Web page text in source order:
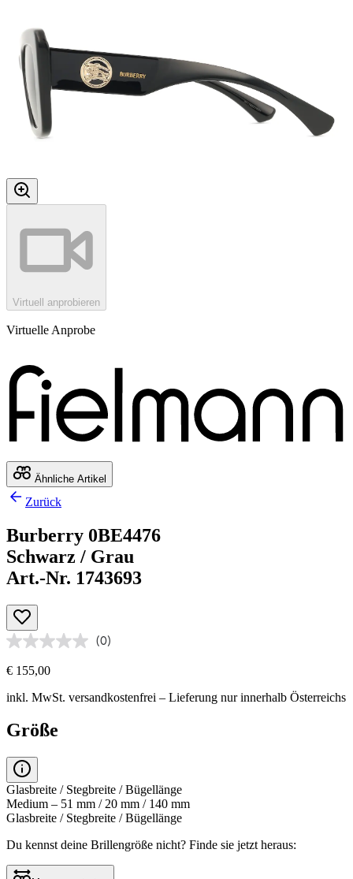
Virtuell anprobieren
Virtuelle Anprobe
Ähnliche Artikel
Zurück
Burberry 0BE4476
Schwarz / Grau
Art.-Nr. 1743693
(0)
€ 155,00
inkl. MwSt. versandkostenfrei – Lieferung nur innerhalb Österreichs
Größe
Glasbreite / Stegbreite / Bügellänge
Medium – 51 mm / 20 mm / 140 mm
Glasbreite / Stegbreite / Bügellänge
Du kennst deine Brillengröße nicht? Finde sie jetzt heraus: